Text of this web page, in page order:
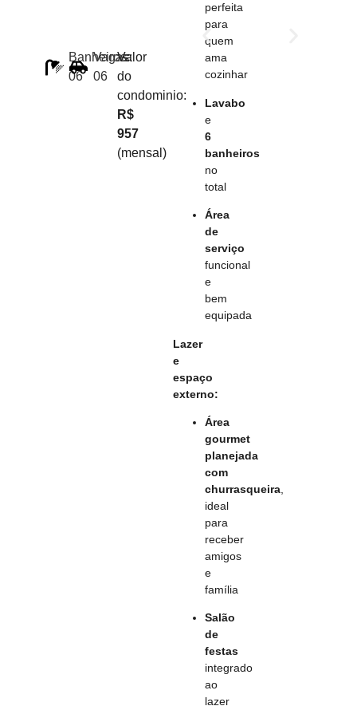
Banheiros:
06
Vagas:
06
Valor
do
condominio:
R$
957
(mensal)
perfeita
para
quem
ama
cozinhar
Lavabo
e
6
banheiros
no
total
Área
de
serviço
funcional
e
bem
equipada
Lazer
e
espaço
externo:
Área
gourmet
planejada
com
churrasqueira,
ideal
para
receber
amigos
e
família
Salão
de
festas
integrado
ao
lazer